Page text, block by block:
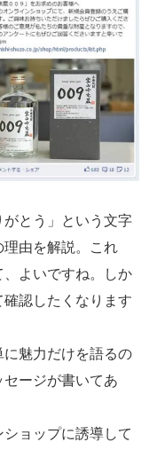
とう」という文字
理由を解説。これ
よいですね。しか
認したくなります
魅力だけを語るの
ージが書いてあ
ョップに誘導して